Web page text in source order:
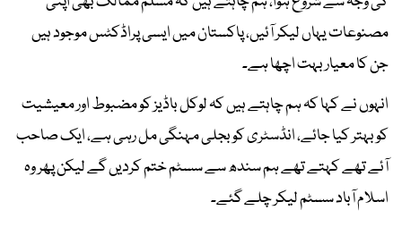
مصنوعات یہاں لیکر آئیں، پاکستان میں ایسی پراڈکٹس موجود ہیں
جن کا معیاربہت اچھا ہے۔
انہوں نے کہا کہ ہم چاہتے ہیں کہ لوکل باڈیز کو مضبوط اور معیشیت
کو بہتر کیا جائے، انڈسٹری کوبجلی مہنگی مل رہی ہے، ایک صاحب
آئے تھے کہتے تھے ہم سندھ سے سسٹم ختم کردیں گے لیکن پھر وہ
اسلام آباد سسٹم لیکر چلے گئے۔